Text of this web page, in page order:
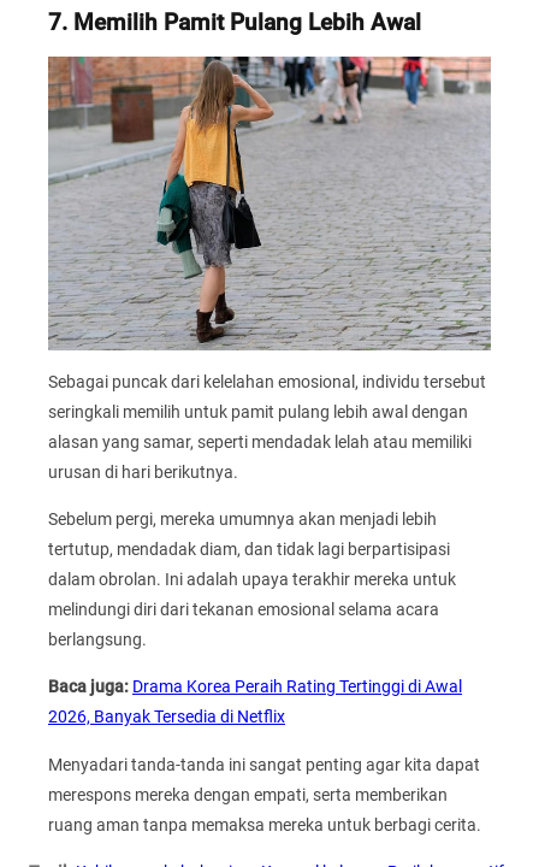
7. Memilih Pamit Pulang Lebih Awal
Sebagai puncak dari kelelahan emosional, individu tersebut
seringkali memilih untuk pamit pulang lebih awal dengan
alasan yang samar, seperti mendadak lelah atau memiliki
urusan di hari berikutnya.
Sebelum pergi, mereka umumnya akan menjadi lebih
tertutup, mendadak diam, dan tidak lagi berpartisipasi
dalam obrolan. Ini adalah upaya terakhir mereka untuk
melindungi diri dari tekanan emosional selama acara
berlangsung.
Baca juga: Drama Korea Peraih Rating Tertinggi di Awal
2026, Banyak Tersedia di Netflix
Menyadari tanda-tanda ini sangat penting agar kita dapat
merespons mereka dengan empati, serta memberikan
ruang aman tanpa memaksa mereka untuk berbagi cerita.